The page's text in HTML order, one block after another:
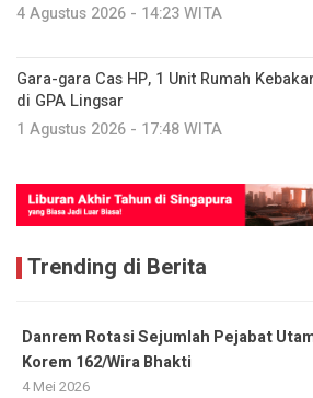
4 Agustus 2026 - 14:23 WITA
Gara-gara Cas HP, 1 Unit Rumah
di GPA Lingsar
1 Agustus 2026 - 17:48 WITA
Trending di Berita
Danrem Rotasi Sejumlah Pejabat
Korem 162/Wira Bhakti
4 Mei 2026